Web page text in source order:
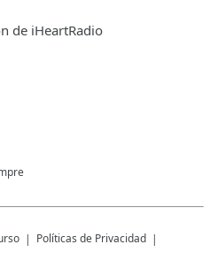
de iHeartRadio
Políticas de Privacidad